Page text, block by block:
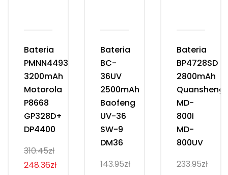
Bateria
PMNN4493D
3200mAh
Motorola
P8668
GP328D+
DP4400
310.45zł
248.36zł
Bateria
BC-
36UV
2500mAh
Baofeng
UV-36
SW-9
DM36
143.95zł
Bateria
BP4728SD
2800mAh
Quansheng
MD-
800i
MD-
800UV
233.95zł